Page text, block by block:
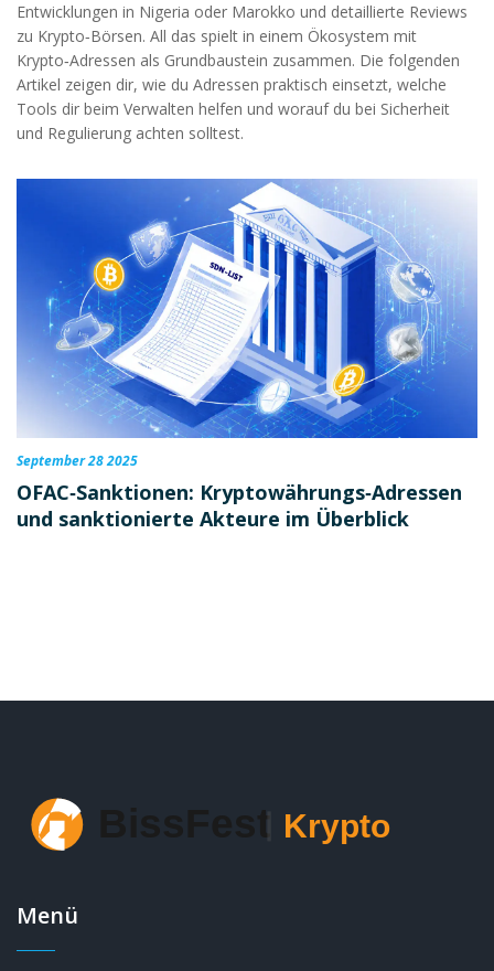
Entwicklungen in Nigeria oder Marokko und detaillierte Reviews
zu Krypto‑Börsen. All das spielt in einem Ökosystem mit
Krypto‑Adressen als Grundbaustein zusammen. Die folgenden
Artikel zeigen dir, wie du Adressen praktisch einsetzt, welche
Tools dir beim Verwalten helfen und worauf du bei Sicherheit
und Regulierung achten solltest.
September 28 2025
OFAC‑Sanktionen: Kryptowährungs‑Adressen
und sanktionierte Akteure im Überblick
Menü